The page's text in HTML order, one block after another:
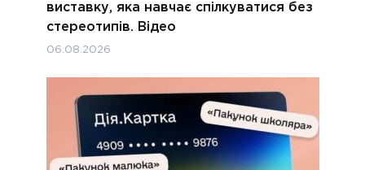
виставку, яка навчає спілкуватися без
стереотипів. Відео
06.08.2026